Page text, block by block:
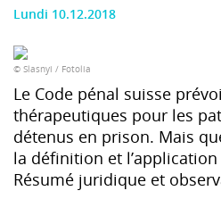
Lundi 10.12.2018
© Slasnyi / Fotolia
Le Code pénal suisse
thérapeutiques pour les
détenus en prison. Mais
la définition et
Résumé juridique et